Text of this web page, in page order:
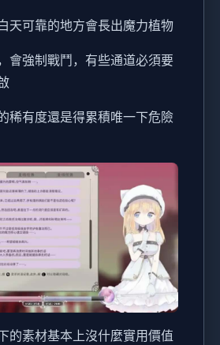
天可靠的地方會長出魔力植物
會強制戰鬥，有些通道必須要
稀有度還是得累積唯一下危險
的素材基本上沒什麼實用價值